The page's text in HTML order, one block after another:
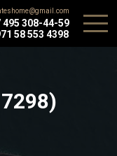
495 308-44-59
58 553 4398